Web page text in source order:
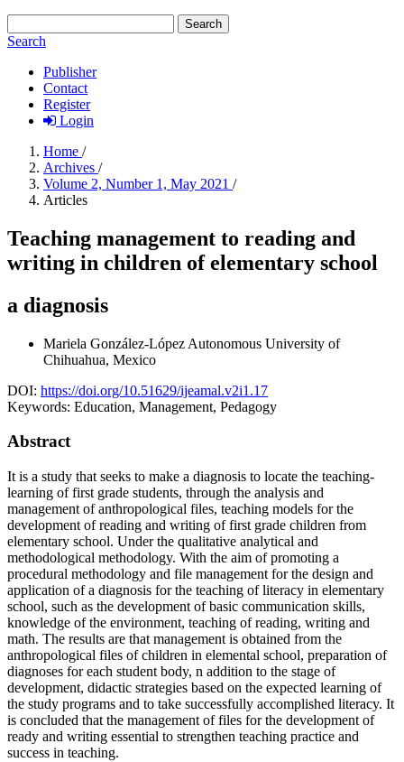
Search
Search
Publisher
Contact
Register
Login
Home /
Archives /
Volume 2, Number 1, May 2021 /
Articles
Teaching management to reading and
writing in children of elementary school
a diagnosis
Mariela González-López Autonomous University of
Chihuahua, Mexico
DOI: https://doi.org/10.51629/ijeamal.v2i1.17
Keywords: Education, Management, Pedagogy
Abstract
It is a study that seeks to make a diagnosis to locate the teaching-
learning of first grade students, through the analysis and
management of anthropological files, teaching models for the
development of reading and writing of first grade children from
elementary school. Under the qualitative analytical and
methodological methodology. With the aim of promoting a
procedural methodology and file management for the design and
application of a diagnosis for the teaching of literacy in elementary
school, such as the development of basic communication skills,
knowledge of the environment, teaching of reading, writing and
math. The results are that management is obtained from the
anthropological files of children in elemental school, preparation of
diagnoses for each student body, n addition to the stage of
development, didactic strategies based on the expected learning of
the study programs and to take successfully accomplished literacy. It
is concluded that the management of files for the development of
ready and writing essential to strengthen teaching practice and
success in teaching.